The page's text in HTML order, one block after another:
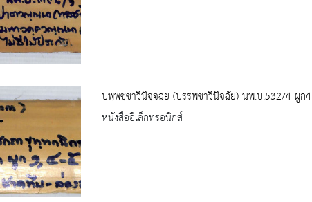
ปพฺพชฺชาวินิจฺจฉย (บรรพชาวินิจฉัย) นพ.บ.532/4 ผูก4
หนังสืออิเล็กทรอนิกส์